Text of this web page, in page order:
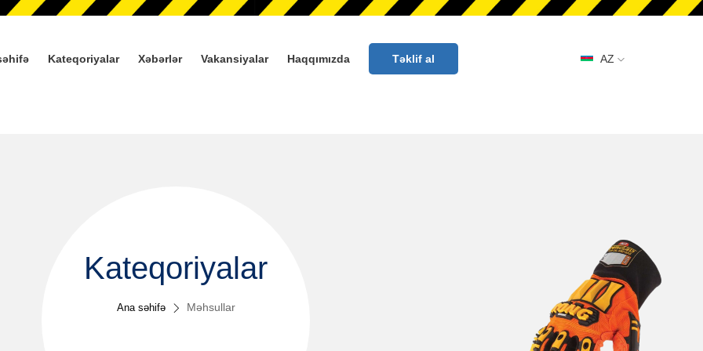
Kateqoriyalar Xəbərlər Vakansiyalar Haqqımızda Təklif al AZ
Kateqoriyalar
Ana səhifə Məhsullar